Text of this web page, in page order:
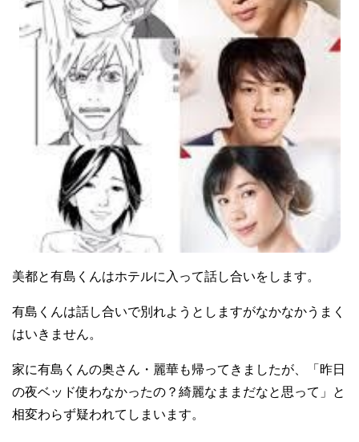
美都と有島くんはホテルに入って話し合いをします。
有島くんは話し合いで別れようとしますがなかなかうまく
はいきません。
家に有島くんの奥さん・麗華も帰ってきましたが、「昨日
の夜ベッド使わなかったの？綺麗なままだなと思って」と
相変わらず疑われてしまいます。